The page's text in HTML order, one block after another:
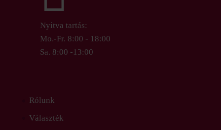
Nyitva tartás:
Mo.-Fr. 8:00 - 18:00
Sa. 8:00 -13:00
Rólunk
Választék